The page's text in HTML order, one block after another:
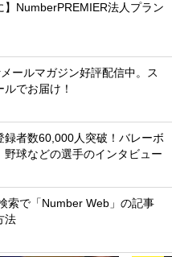
】NumberPREMIER法人プラン
ールマガジン好評配信中。ス
でお届け！
録者数60,000人突破！バレーボ
野球などの選手のインタビュー
索で「Number Web」の記事
法